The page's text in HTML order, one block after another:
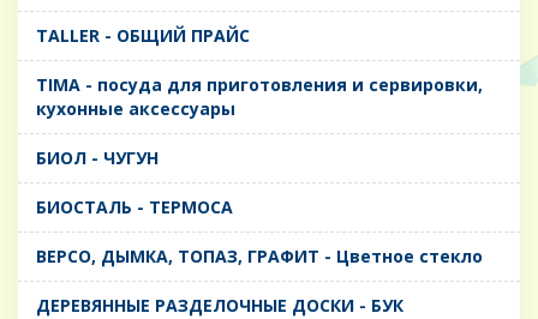
TALLER - ОБЩИЙ ПРАЙС
TIMA - посуда для приготовления и сервировки,
кухонные аксессуары
БИОЛ - ЧУГУН
БИОСТАЛЬ - ТЕРМОСА
ВЕРСО, ДЫМКА, ТОПАЗ, ГРАФИТ - Цветное стекло
ДЕРЕВЯННЫЕ РАЗДЕЛОЧНЫЕ ДОСКИ - БУК